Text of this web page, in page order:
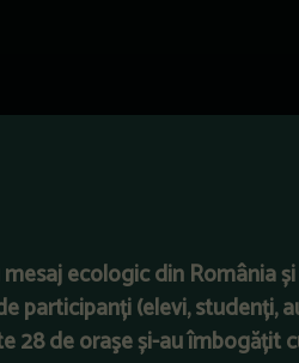
ecologic din România
participanți (elevi, studenți,
28 de oraşe și-au îmbogățit